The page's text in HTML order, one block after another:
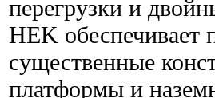
перегрузки и
HEK обеспечивает
существенные
платформы и